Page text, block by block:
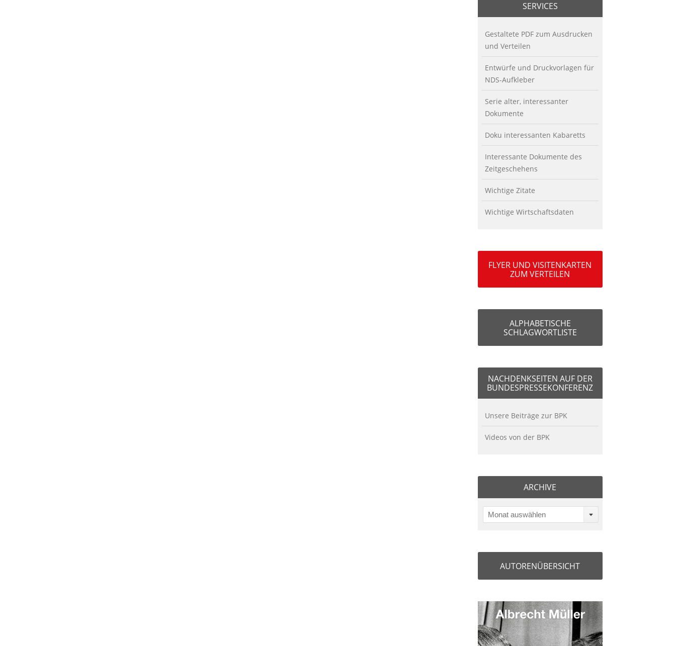
SERVICES
Gestaltete PDF zum Ausdrucken
und Verteilen
Entwürfe und Druckvorlagen für
NDS-Aufkleber
Serie alter, interessanter
Dokumente
Doku interessanten Kabaretts
Interessante Dokumente des
Zeitgeschehens
Wichtige Zitate
Wichtige Wirtschaftsdaten
FLYER UND VISITENKARTEN
ZUM VERTEILEN
ALPHABETISCHE
SCHLAGWORTLISTE
NACHDENKSEITEN AUF DER
BUNDESPRESSEKONFERENZ
Unsere Beiträge zur BPK
Videos von der BPK
ARCHIVE
Monat auswählen
AUTORENÜBERSICHT